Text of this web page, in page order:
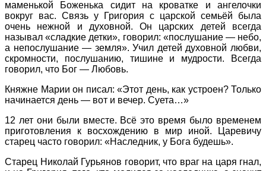
маменькой Боженька сидит на кроватке и ангелочки
вокруг вас. Связь у Григория с царской семьёй была
очень нежной и духовной. Он царских детей всегда
называл «сладкие детки», говорил: «послушание — небо,
а непослушание — земля». Учил детей духовной любви,
скромности, послушанию, тишине и мудрости. Всегда
говорил, что Бог — Любовь.
Княжне Марии он писал: «Этот день, как устроен? Только
начинается день — вот и вечер. Суета…»
12 лет они были вместе. Всё это время было временем
приготовления к восхождению в мир иной. Царевичу
старец часто говорил: «Наследник, у Бога будешь».
Старец Николай Гурьянов говорит, что враг на царя гнал,